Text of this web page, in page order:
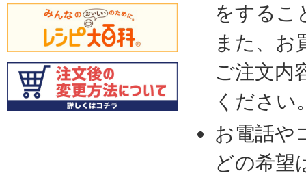
をするこ
また、お
ご注文内
ください
お電話や
どの希望